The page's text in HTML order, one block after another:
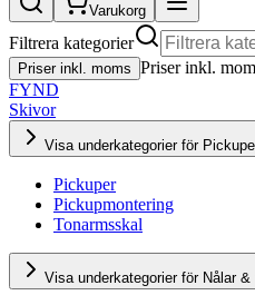
Varukorg
Filtrera kategorier
Priser inkl. moms Priser inkl.
FYND
Skivor
Visa underkategorier för
Pickuper
Pickupmontering
Tonarmsskal
Visa underkategorier för Nålar &